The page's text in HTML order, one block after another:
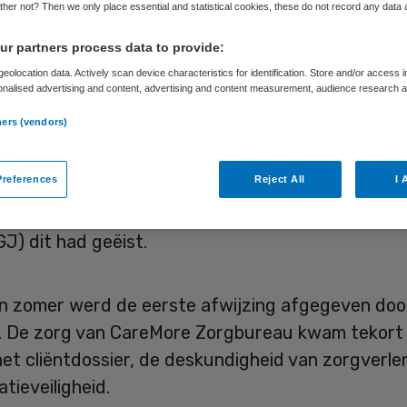
Skipr Redactie
zorgaanbieder CareMore Zorgbureau is
dit had geëist.
zomer werd de eerste afwijzing afgegeven
De zorg van CareMore Zorgbureau kwam
cliëntdossier, de deskundigheid van
not? Then we only place essential and statistical cookies, these do not record any data
partners process data to provide:
data. Actively scan device characteristics for identification. Store and/or access
advertising and content, advertising and content measurement, audience research
(vendors)
Reject All I